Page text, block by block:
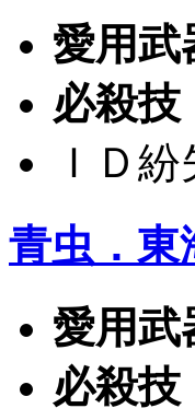
愛用武
必殺技
ＩＤ紛
青虫．東
愛用武
必殺技